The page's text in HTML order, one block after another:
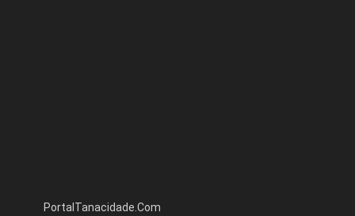
PortalTanacidade.Com